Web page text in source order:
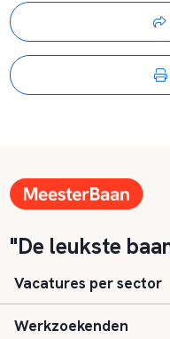
"De leukste
Vacatures per sector
Basisonderwijs
Werkzoekenden